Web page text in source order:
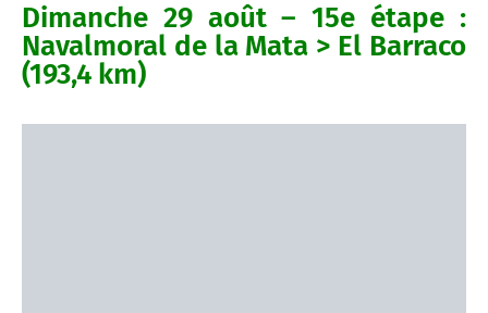
Dimanche 29 août – 15e étape :
Navalmoral de la Mata > El Barraco
(193,4 km)